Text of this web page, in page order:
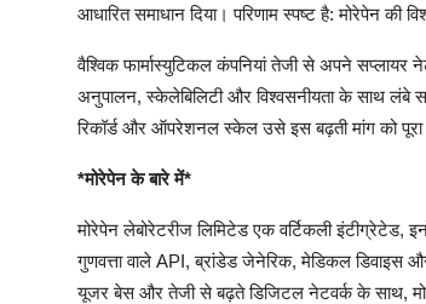
आधारित समाधान दिया। परिणाम स्पष्ट है:मोरेपेन की
वैश्विक फार्मास्युटिकल कंपनियां तेजी से अपने सप्लायर
अनुपालन,स्केलेबिलिटी और विश्वसनीयता के साथ लंबे
रिकॉर्ड और ऑपरेशनल स्केल उसे इस बढ़ती मांग को पूरा
*मोरेपेन के बारे में*
मोरेपेन लेबोरेटरीज लिमिटेड एक वर्टिकली इंटीग्रेटेड,
गुणवत्ता वाले API,ब्रांडेड जेनेरिक,मेडिकल डिवाइस
यूजर बेस और तेजी से बढ़ते डिजिटल नेटवर्क के साथ,